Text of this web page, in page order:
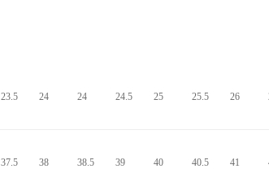
23.5 24 24 24.5 25 25.5 26
37.5 38 38.5 39 40 40.5 41